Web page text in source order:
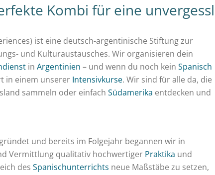
Kombi für eine
ist eine deutsch-argentinische Stiftung zur
und Kulturaustausches. Wir organisieren dein
in Argentinien – und wenn du noch kein Spanisch
in einem unserer Intensivkurse. Wir sind für alle da, die
sammeln oder einfach Südamerika entdecken und
und bereits im Folgejahr begannen wir in
Vermittlung qualitativ hochwertiger Praktika und
des Spanischunterrichts neue Maßstäbe zu setzen,